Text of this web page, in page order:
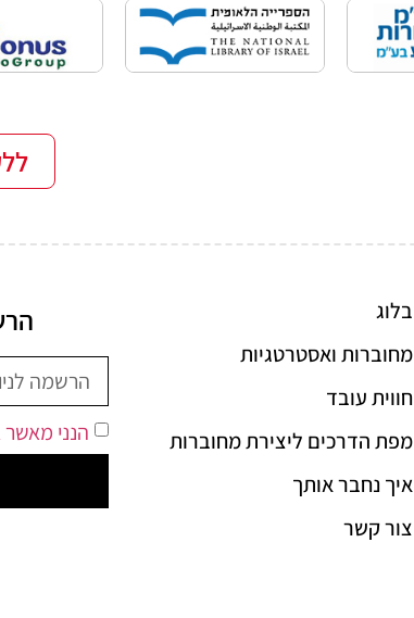
בלוג
מחוברות ואסטרטגיות
חווית עובד
מפת הדרכים ליצירת מחוברות
איך נחבר אותך
צור קשר
הנני מאשר